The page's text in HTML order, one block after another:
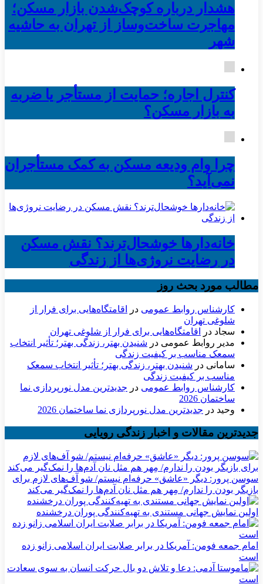
هشدار درباره کوچک‌شدن بازار مسکن؛
مهاجرت ساخت‌وساز از تهران به حاشیه‌
شهر
کنترل اجاره؛ حمایت از مستأجر یا ضربه
به بازار مسکن؟
چرا وام ودیعه مسکن به کمک مستأجران
نمی‌آید؟
خانه‌دارها خوشحال‌ترند؟ نقش مسکن
در رضایت نروژی‌ها از زندگی
مطالب مورد بحث روز
کارشناس روابط عمومی در
اقامتگاه‌هایی برای فرار از
شلوغی تهران
سجاد در
اقامتگاه‌هایی برای فرار از شلوغی تهران
مدیر روابط عمومی در شنیدن بهتر، زندگی بهتر؛ تأثیر انتخاب
سمعک مناسب بر کیفیت زندگی
سامانی در شنیدن بهتر، زندگی بهتر؛ تأثیر انتخاب سمعک
مناسب بر کیفیت زندگی
کارشناس روابط عمومی در جدیدترین مدل نورپردازی نما
ساختمان 2026
وحید در جدیدترین مدل نورپردازی نما ساختمان 2026
جدیدترین مقالات و اخبار زندگی رویایی
سوسن پرور: دیگر «عاشق» حرفه‌ام نیستم/ شو آف‌های لازم برای
بازیگر بودن را ندارم/ مِهر هم مثل نان آدم‌ها را نمک‌گیر می‌کند
اولین نمایش جهانی مستندی به تهیه‌کنندگی پوران درخشنده
امام جمعه فومن: آمریکا در برابر صلابت ایران اسلامی زانو زده
است